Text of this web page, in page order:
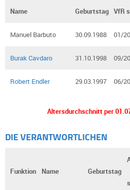
Manuel Barbuto 30.09.1988 01/
Burak Cavdaro 31.10.1998 09/
Robert Endler 29.03.1997 06/
Name Geburtstag VfR
Altersdurchschnitt per
DIE VERANTWORTLICHEN
Funktion Name Geburtstag